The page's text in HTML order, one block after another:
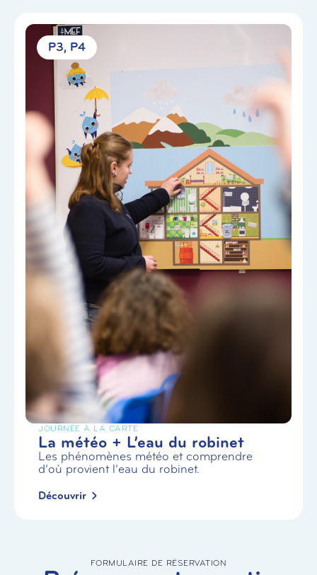
P3 P4
JOURNÉE À LA CARTE
La météo + L’eau du robinet
Les phénomènes météo et comprendre
d’où provient l’eau du robinet.
Découvrir
FORMULAIRE DE RÉSERVATION